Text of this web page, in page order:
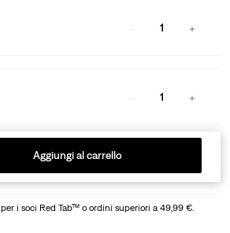
1
1
Aggiungi al carrello
per i soci Red Tab™ o ordini superiori a 49,99 €.